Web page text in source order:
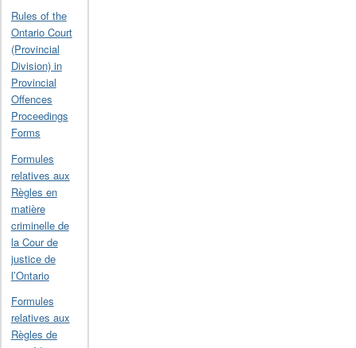
Rules of the
Ontario Court
(Provincial
Division) in
Provincial
Offences
Proceedings
Forms
Formules
relatives aux
Règles en
matière
criminelle de
la Cour de
justice de
l’Ontario
Formules
relatives aux
Règles de